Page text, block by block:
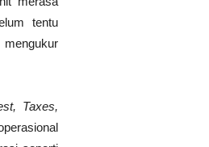
tentu
Taxes,